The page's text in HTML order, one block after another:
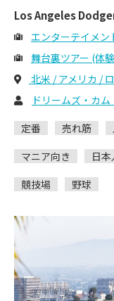
Los Angeles
エンターテイメン
舞台裏ツアー (体
北米 / アメリカ /
ドリームズ・カム
定番
売れ筋
マニア向き
日
競技場
野球